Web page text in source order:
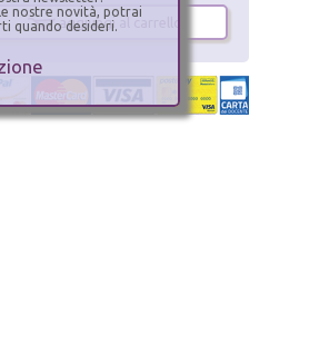
aggiungi al carrello
nostre novità, potrai
quando desideri.